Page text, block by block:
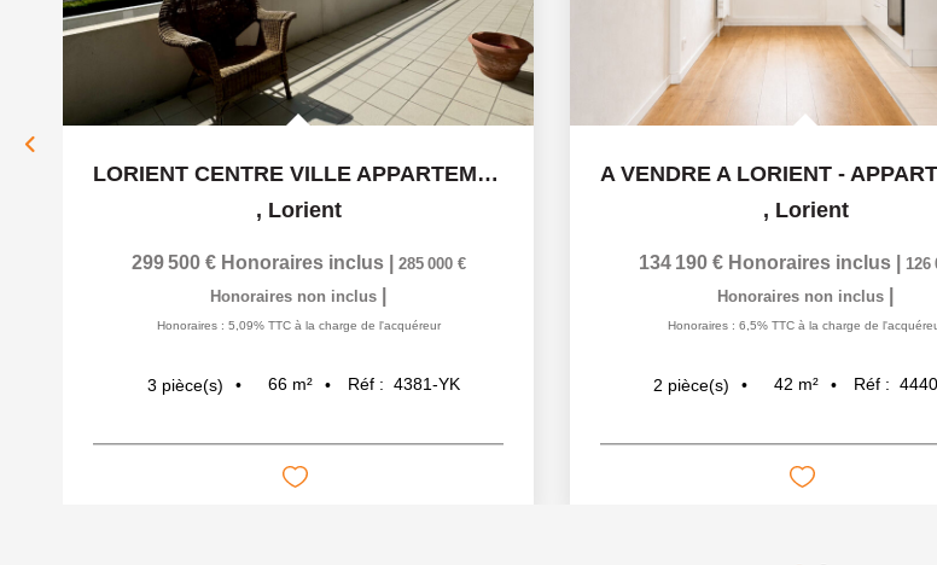
LORIENT CENTRE VILLE APPARTEMENT 3 PIÈCES 66 M2 A VENDRE -...
, Lorient
299 500 € Honoraires inclus
285 000 €
Honoraires non inclus
Honoraires : 5,09% TTC à la charge de l'acquéreur
3 pièce(s) 66 m² Réf : 4381-YK
, Lorient
134 190 € Honoraires inclus
126
Honoraires non inclus
Honoraires : 6,5% TTC à la charge de
2 pièce(s) 42 m² Réf :